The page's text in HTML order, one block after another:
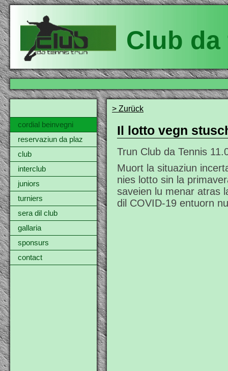
Club
cordial beinvegni
reservaziun da plaz
club
interclub
juniors
turniers
sera dil club
gallaria
sponsurs
contact
> Zurück
Il lotto vegn
Trun Club da Tennis
Muort la situaziun
nies lotto sin la
saveien lu menar atras
dil COVID-19 entuorn